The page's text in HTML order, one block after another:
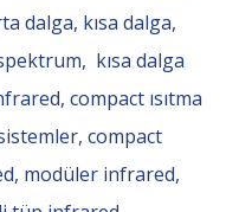
dalga, kısa dalga,
kısa dalga
compact ısıtma
compact
modüler infrared,